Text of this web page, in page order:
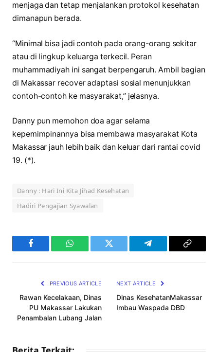
menjaga dan tetap menjalankan protokol kesehatan
dimanapun berada.
“Minimal bisa jadi contoh pada orang-orang sekitar
atau di lingkup keluarga terkecil. Peran
muhammadiyah ini sangat berpengaruh. Ambil bagian
di Makassar recover adaptasi sosial menunjukkan
contoh-contoh ke masyarakat,” jelasnya.
Danny pun memohon doa agar selama
kepemimpinannya bisa membawa masyarakat Kota
Makassar jauh lebih baik dan keluar dari rantai covid
19. (*).
Danny : Hari Ini Kita Jihad Kesehatan
Hadiri Pengajian Syawalan
Facebook WhatsAppTwitter Telegram
Copy
PREVIOUS ARTICLE
Rawan Kecelakaan, Dinas
PU Makassar Lakukan
Penambalan Lubang Jalan
NEXT ARTICLE
Dinas KesehatanMakassar
Imbau Waspada DBD